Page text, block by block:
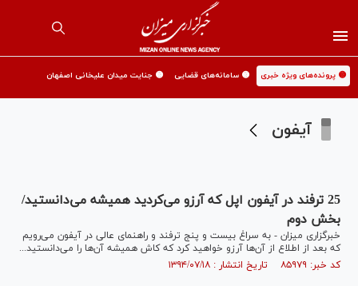
🟡 پرونده‌های ویژه خبری 🟡 سامانه‌های قضایی 🟡 جنایت میدان علیخانی اصفهان
آیفون
25 ترفند در آیفون اپل که آرزو می‌کردید همیشه می‌دانستید/
بخش دوم
خبرگزاری میزان - به سراغ بیست و پنج ترفند و راهنمای عالی در آیفون می‌رویم
که بعد از اطلاع از آن‌ها آرزو خواهید کرد که کاش همیشه آن‌ها را می‌دانستید...
کد خبر: ۸۵۹۷۹ تاریخ انتشار : ۱۳۹۴/۰۷/۱۸